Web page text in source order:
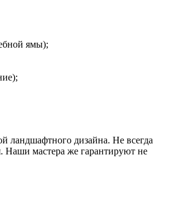
ямы);
дизайна. Не всегда
Наши мастера же гарантируют не